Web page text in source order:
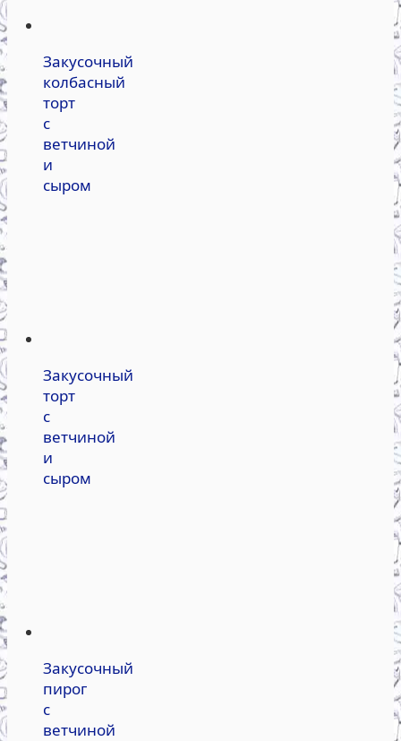
Закусочный
колбасный
торт
с
ветчиной
и
сыром
Закусочный
торт
с
ветчиной
и
сыром
Закусочный
пирог
с
ветчиной